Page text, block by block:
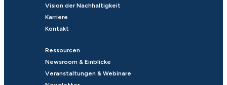
Vision der Nachhaltigkeit
Karriere
Kontakt
Ressourcen
Newsroom & Einblicke
Veranstaltungen & Webinare